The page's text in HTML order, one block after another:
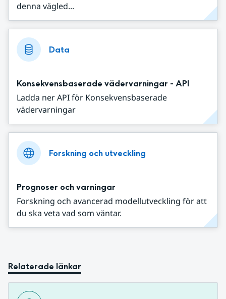
denna vägled...
Data
Konsekvensbaserade vädervarningar - API
Ladda ner API för Konsekvensbaserade
vädervarningar
Forskning och utveckling
Prognoser och varningar
Forskning och avancerad modellutveckling för att
du ska veta vad som väntar.
Relaterade länkar